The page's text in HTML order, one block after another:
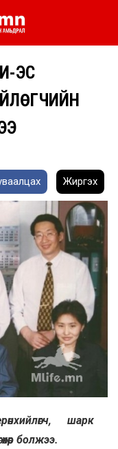
ЭС
Жиргэх
шарк
болжээ.